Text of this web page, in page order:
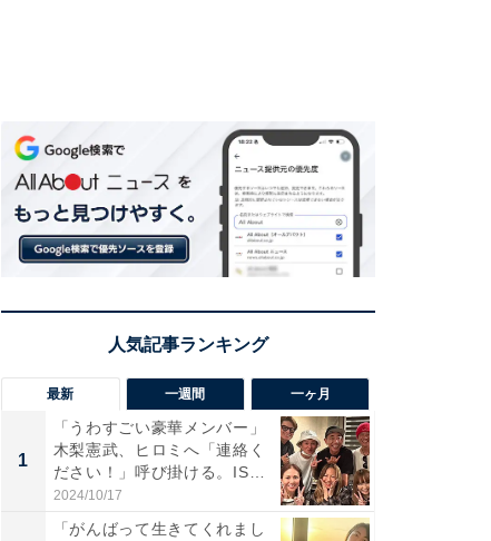
最新 一週間 一ヶ月
1
「うわすごい豪華メンバー」
木梨憲武、ヒロミへ「連絡く
ださい！」呼び掛ける。IS
S...
2024/10/17
「がんばって生きてくれまし